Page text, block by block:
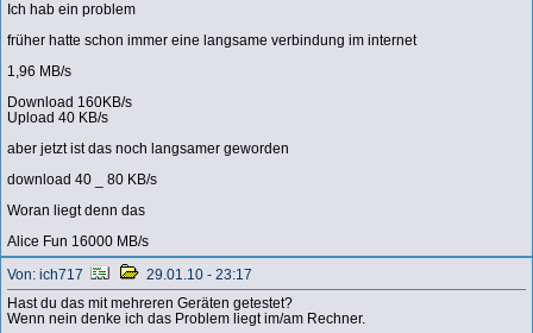
Ich hab ein problem
früher hatte schon immer eine langsame verbindung im internet
1,96 MB/s
Download 160KB/s
Upload 40 KB/s
aber jetzt ist das noch langsamer geworden
download 40 _ 80 KB/s
Woran liegt denn das
Alice Fun 16000 MB/s
Von: ich717
29.01.10 - 23:17
Hast du das mit mehreren Geräten getestet?
Wenn nein denke ich das Problem liegt im/am Rechner.